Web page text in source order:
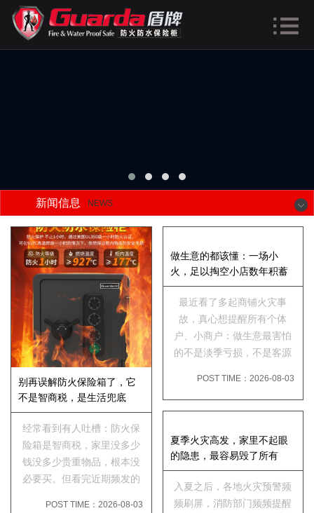
新闻信息 NEWS
别再误解防火保险箱了，它
不是智商税，是生活兜底
经常看到有人吐槽：防火保
险箱是智商税，家里没多少
钱没多少贵重物品，根本没
必要买。但看完近期频发的
POST TIME：2026-08-03
做生意的都该懂：一场小
火，足以掏空小店数年积蓄
最近看了多起商铺火灾事
故，真心想提醒所有个体
户、小商户：做生意最害怕
的不是淡季亏损，不是客源
归零。很多小商铺、五金
货物密集、线路繁杂、电器
设备多，火...
POST TIME：2026-08-03
夏季火灾高发，家里不起眼
的隐患，最容易毁了所有
入夏之后，各地火灾预警频
频刷屏，消防部门频频提醒